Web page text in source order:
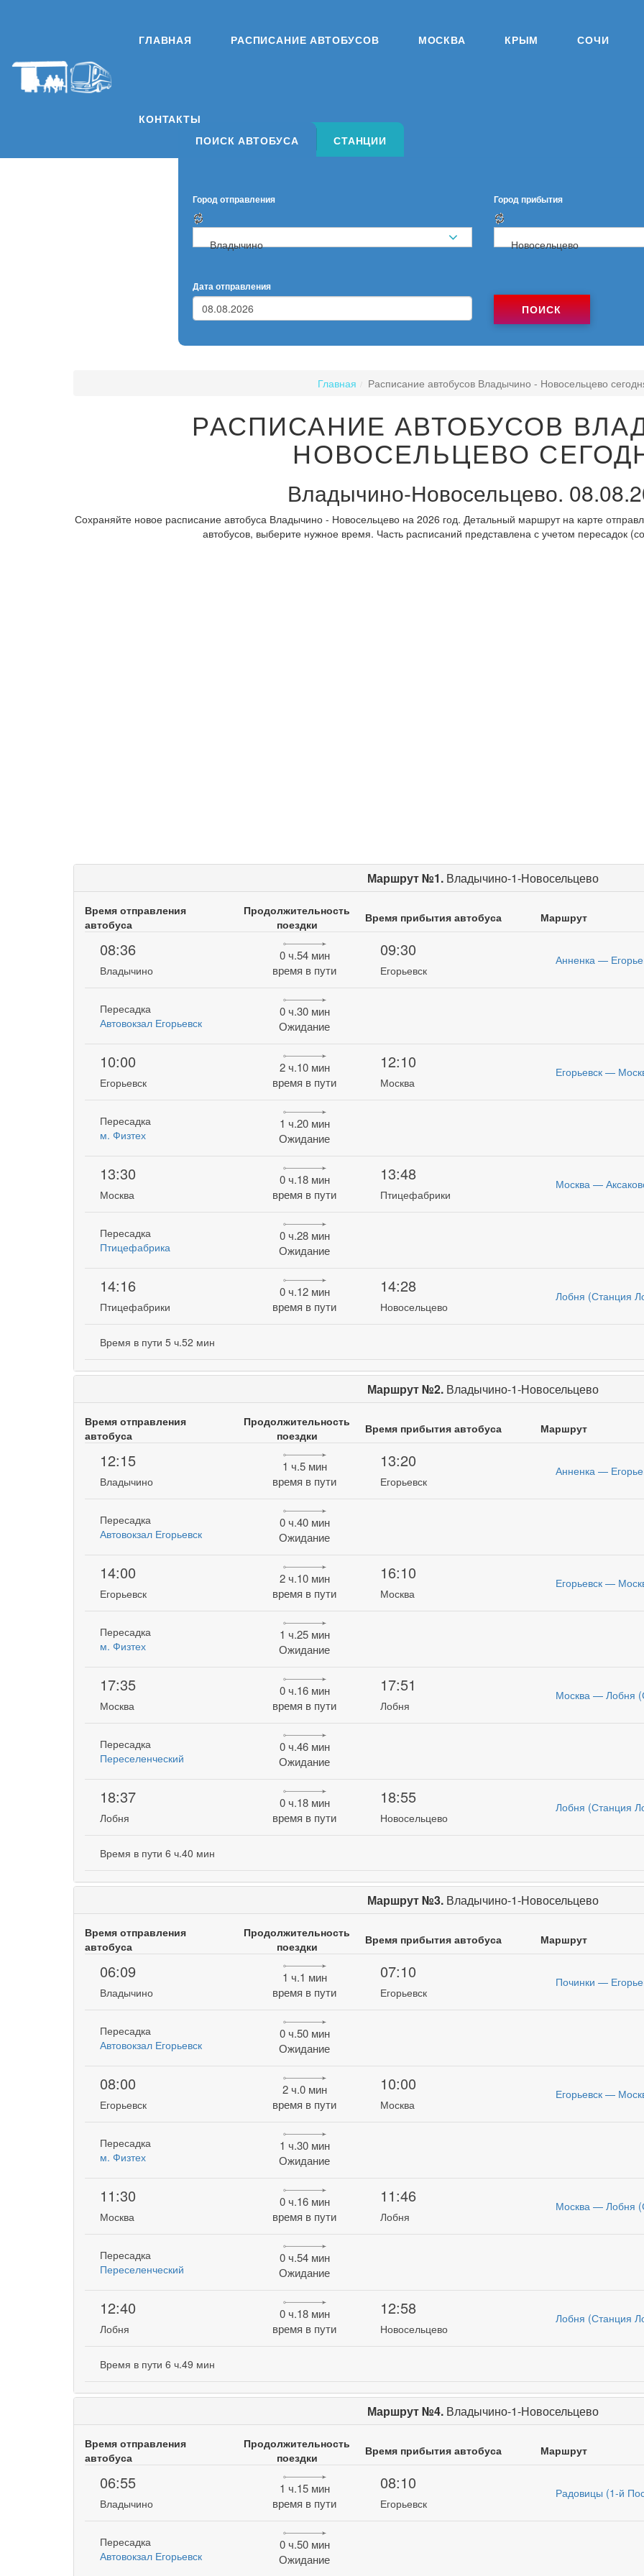
ГЛАВНАЯ РАСПИСАНИЕ АВТОБУСОВ МОСКВА КРЫМ СОЧИ
КОНТАКТЫ
ПОИСК АВТОБУСА
СТАНЦИИ
Город отправления
Владычино
Город прибытия
Новосельцево
Дата отправления
ПОИСК
Главная Расписание автобусов Владычино - Новосельцево
РАСПИСАНИЕ АВТОБУСОВ
НОВОСЕЛЬЦЕВО
Владычино-Новосельцево.
Сохраняйте новое расписание автобуса Владычино - Новосельцево на 2026 год. Детальный маршрут на карте
автобусов, выберите нужное время. Часть расписаний представлена с учетом пересадок
Маршрут №1. Владычино-1-Новосельцево
Время отправления
автобуса
Продолжительность
поездки
Время прибытия автобуса Маршрут
08:36
Владычино
0 ч.54 мин
время в пути
09:30
Егорьевск
Анненка —
Пересадка
Автовокзал Егорьевск
0 ч.30 мин
Ожидание
10:00
Егорьевск
2 ч.10 мин
время в пути
12:10
Москва
Егорьевск —
Пересадка
м. Физтех
1 ч.20 мин
Ожидание
13:30
Москва
0 ч.18 мин
время в пути
13:48
Птицефабрики
Москва —
Пересадка
Птицефабрика
0 ч.28 мин
Ожидание
14:16
Птицефабрики
0 ч.12 мин
время в пути
14:28
Новосельцево
Лобня (Станция
Время в пути 5 ч.52 мин
Маршрут №2. Владычино-1-Новосельцево
Время отправления
автобуса
Продолжительность
поездки
Время прибытия автобуса Маршрут
12:15
Владычино
1 ч.5 мин
время в пути
13:20
Егорьевск
Анненка —
Пересадка
Автовокзал Егорьевск
0 ч.40 мин
Ожидание
14:00
Егорьевск
2 ч.10 мин
время в пути
16:10
Москва
Егорьевск —
Пересадка
м. Физтех
1 ч.25 мин
Ожидание
17:35
Москва
0 ч.16 мин
время в пути
17:51
Лобня
Москва — Лобня
Пересадка
Переселенческий
0 ч.46 мин
Ожидание
18:37
Лобня
0 ч.18 мин
время в пути
18:55
Новосельцево
Лобня (Станция
Время в пути 6 ч.40 мин
Маршрут №3. Владычино-1-Новосельцево
Время отправления
автобуса
Продолжительность
поездки
Время прибытия автобуса Маршрут
06:09
Владычино
1 ч.1 мин
время в пути
07:10
Егорьевск
Починки —
Пересадка
Автовокзал Егорьевск
0 ч.50 мин
Ожидание
08:00
Егорьевск
2 ч.0 мин
время в пути
10:00
Москва
Егорьевск —
Пересадка
м. Физтех
1 ч.30 мин
Ожидание
11:30
Москва
0 ч.16 мин
время в пути
11:46
Лобня
Москва — Лобня
Пересадка
Переселенческий
0 ч.54 мин
Ожидание
12:40
Лобня
0 ч.18 мин
время в пути
12:58
Новосельцево
Лобня (Станция
Время в пути 6 ч.49 мин
Маршрут №4. Владычино-1-Новосельцево
Время отправления
автобуса
Продолжительность
поездки
Время прибытия автобуса Маршрут
06:55
Владычино
1 ч.15 мин
время в пути
08:10
Егорьевск
Радовицы (1-й
Пересадка
Автовокзал Егорьевск
0 ч.50 мин
Ожидание